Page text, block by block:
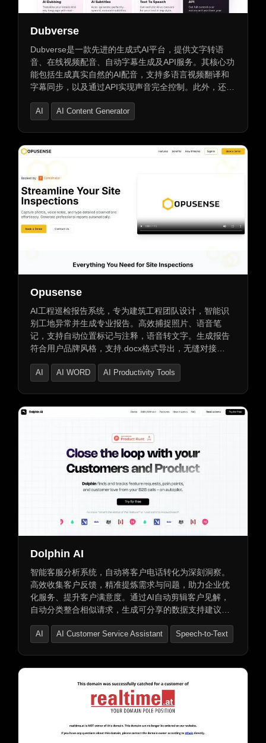
Dubverse
Dubverse是一款先进的生成式AI平台，提供文字转语
音、在线视频配音、自动字幕生成及API服务。其核心功
能包括生成真实自然的AI配音，支持多语言视频翻译和
字幕同步，以及通过API实现声音完全控制。此外，还支
品牌形象一致。Dubverse支持全球10+种语言，为
AI
AI Content Generator
Opusense
AI工程巡检报告系统，专为建筑工程团队设计，智能识
别工地异常并生成专业报告。高效捕捉照片、语音笔
记，支持自动位置标记与注释，语音转文字。生成报告
符合用户品牌风格，支持.docx格式导出，无缝对接
显专业与个性化。简化流程，提升效率与准确性，助力
AI AI WORD AI Productivity Tools
Dolphin AI
智能客服分析系统，自动将客户电话转化为深刻洞察。
高效收集客户反馈，精准提炼需求与问题，助力企业优
化服务、提升客户满意度。通过AI自动剪辑客户见解，
自动分类整合相似请求，生成可分享的数据支持建议，
GTM团队的审查并提交给产品团队的过程。
AI AI Customer Service Assistant Speech-to-Text